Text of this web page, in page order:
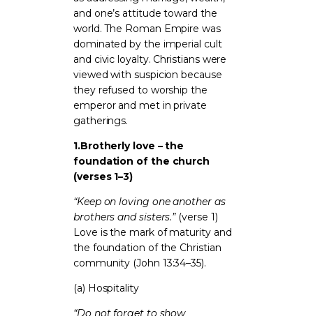
and one’s attitude toward the
world. The Roman Empire was
dominated by the imperial cult
and civic loyalty. Christians were
viewed with suspicion because
they refused to worship the
emperor and met in private
gatherings.
1.Brotherly love – the
foundation of the church
(verses 1–3)
“Keep on loving one another as
brothers and sisters.”(verse 1)
Love is the mark of maturity and
the foundation of the Christian
community (John 13:34–35).
(a) Hospitality
“Do not forget to show